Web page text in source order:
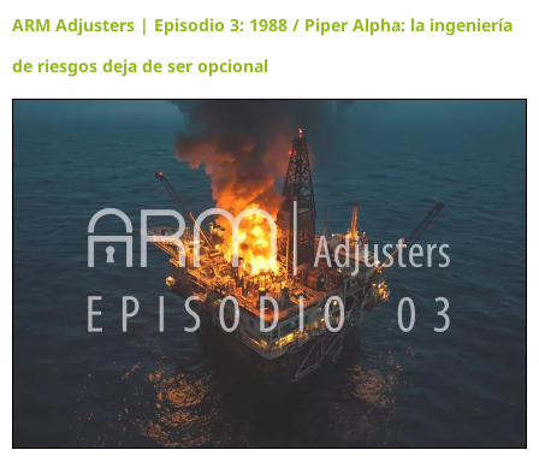
ARM Adjusters | Episodio 3: 1988 / Piper Alpha: la ingeniería
de riesgos deja de ser opcional